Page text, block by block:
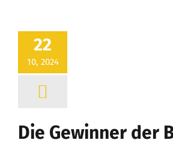
22
10, 2024
Die Gewinner der